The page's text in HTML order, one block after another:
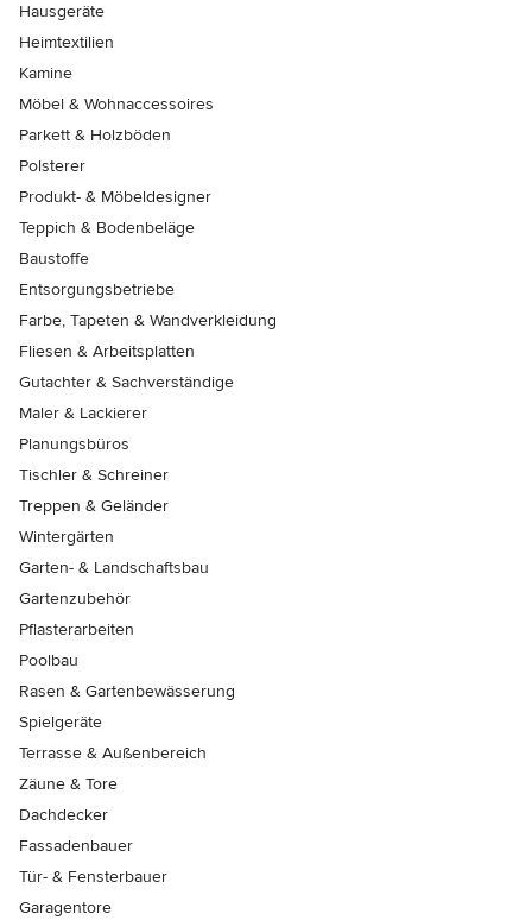
Hausgeräte
Heimtextilien
Kamine
Möbel & Wohnaccessoires
Parkett & Holzböden
Polsterer
Produkt- & Möbeldesigner
Teppich & Bodenbeläge
Baustoffe
Entsorgungsbetriebe
Farbe, Tapeten & Wandverkleidung
Fliesen & Arbeitsplatten
Gutachter & Sachverständige
Maler & Lackierer
Planungsbüros
Tischler & Schreiner
Treppen & Geländer
Wintergärten
Garten- & Landschaftsbau
Gartenzubehör
Pflasterarbeiten
Poolbau
Rasen & Gartenbewässerung
Spielgeräte
Terrasse & Außenbereich
Zäune & Tore
Dachdecker
Fassadenbauer
Tür- & Fensterbauer
Garagentore